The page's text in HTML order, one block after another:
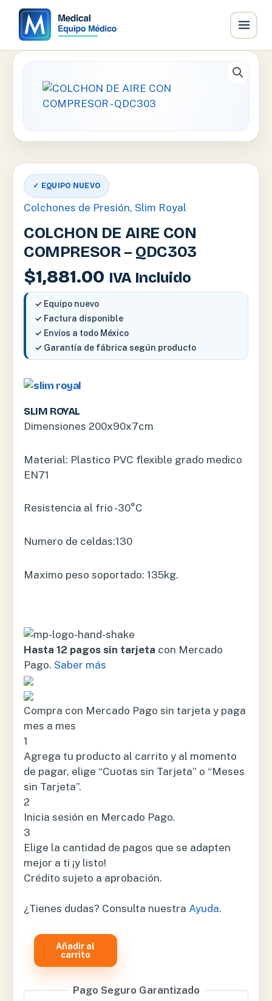
contenido
✓ EQUIPO NUEVO
Colchones de Presión, Slim Royal
COLCHON DE AIRE CON
COMPRESOR – QDC303
$1,881.00 IVA Incluido
✓ Equipo nuevo
✓ Factura disponible
✓ Envíos a todo México
✓ Garantía de fábrica según producto
SLIM ROYAL
Dimensiones 200x90x7cm
Material: Plastico PVC flexible grado medico
EN71
Resistencia al frio -30°C
Numero de celdas:130
Maximo peso soportado: 135kg.
Hasta 12 pagos sin tarjeta con Mercado
Pago. Saber más
Compra con Mercado Pago sin tarjeta y paga
mes a mes
1
Agrega tu producto al carrito y al momento
de pagar, elige “Cuotas sin Tarjeta” o “Meses
sin Tarjeta”.
2
Inicia sesión en Mercado Pago.
3
Elige la cantidad de pagos que se adapten
mejor a ti ¡y listo!
Crédito sujeto a aprobación.
¿Tienes dudas? Consulta nuestra Ayuda.
COLCHONAñadir al
carrito
Pago Seguro Garantizado